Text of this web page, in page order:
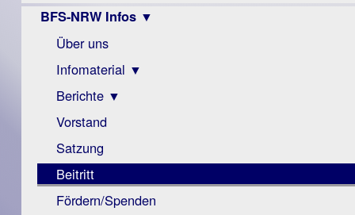
BFS-NRW Infos ▼
Über uns
Infomaterial ▼
Visus
Zeitschrift
Monokular
Mac
Instagram-
Links
Berichte ▼
Archiv
Berichte
Vorstand
Satzung
Beitritt
Fördern/Spenden